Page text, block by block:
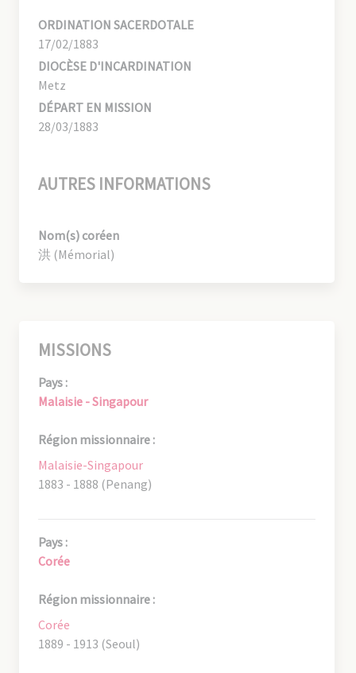
ORDINATION SACERDOTALE
17/02/1883
DIOCÈSE D'INCARDINATION
Metz
DÉPART EN MISSION
28/03/1883
AUTRES INFORMATIONS
Nom(s) coréen
洪 (Mémorial)
MISSIONS
Pays :
Malaisie - Singapour
Région missionnaire :
Malaisie-Singapour
1883 - 1888 (Penang)
Pays :
Corée
Région missionnaire :
Corée
1889 - 1913 (Seoul)